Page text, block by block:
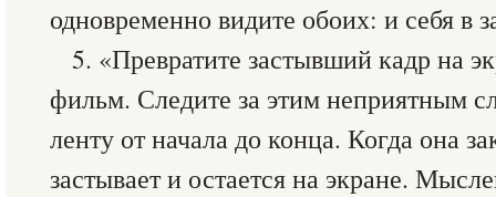
одновременно видите обоих: и себя в
5. «Превратите застывший кадр на
фильм. Следите за этим неприятным
ленту от начала до конца. Когда она
застывает и остается на экране.